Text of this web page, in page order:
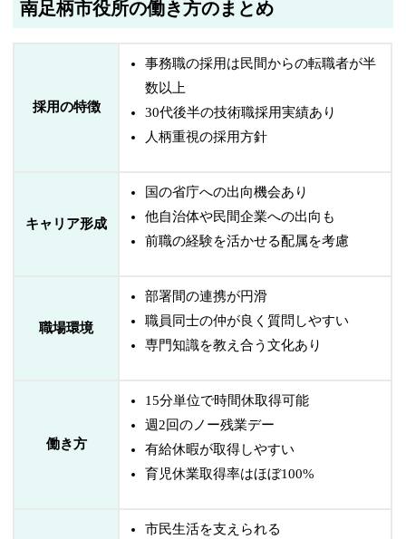
南足柄市役所の働き方のまとめ
採用の特徴
事務職の採用は民間からの転職者が半
数以上
30代後半の技術職採用実績あり
人柄重視の採用方針
キャリア形成
国の省庁への出向機会あり
他自治体や民間企業への出向も
前職の経験を活かせる配属を考慮
職場環境
部署間の連携が円滑
職員同士の仲が良く質問しやすい
専門知識を教え合う文化あり
働き方
15分単位で時間休取得可能
週2回のノー残業デー
有給休暇が取得しやすい
育児休業取得率はほぼ100%
市民生活を支えられる